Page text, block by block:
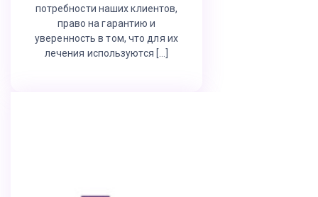
потребности наших клиентов,
право на гарантию и
уверенность в том, что для их
лечения используются […]